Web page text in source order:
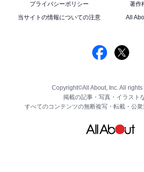
プライバシーポリシー
著作
当サイトの情報についての注意
All
Copyright©All About, Inc. All
掲載の記事・写真・イラスト
すべてのコンテンツの無断複写・転載・公衆